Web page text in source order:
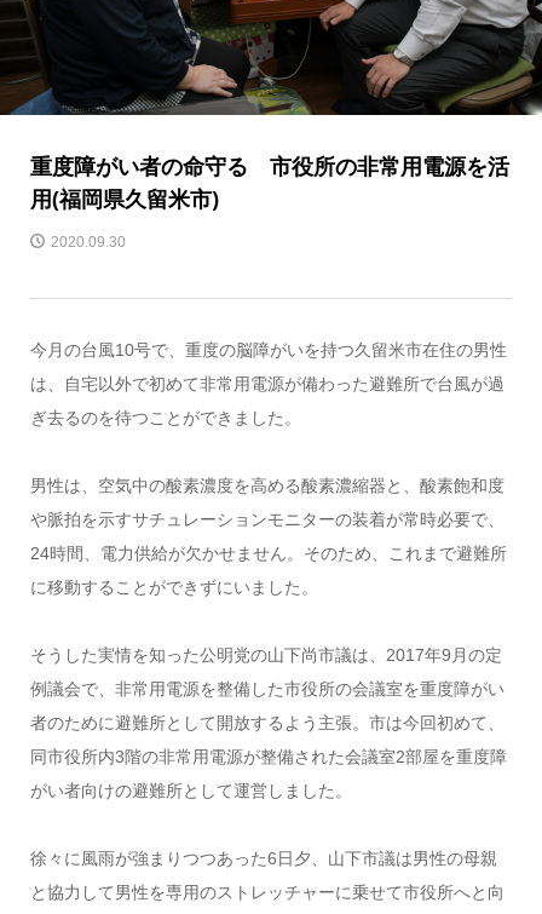
重度障がい者の命守る 市役所の非常用電源を活
用(福岡県久留米市)
2020.09.30
今月の台風10号で、重度の脳障がいを持つ久留米市在住の男性
は、自宅以外で初めて非常用電源が備わった避難所で台風が過
ぎ去るのを待つことができました。
男性は、空気中の酸素濃度を高める酸素濃縮器と、酸素飽和度
や脈拍を示すサチュレーションモニターの装着が常時必要で、
24時間、電力供給が欠かせません。そのため、これまで避難所
に移動することができずにいました。
そうした実情を知った公明党の山下尚市議は、2017年9月の定
例議会で、非常用電源を整備した市役所の会議室を重度障がい
者のために避難所として開放するよう主張。市は今回初めて、
同市役所内3階の非常用電源が整備された会議室2部屋を重度障
がい者向けの避難所として運営しました。
徐々に風雨が強まりつつあった6日夕、山下市議は男性の母親
と協力して男性を専用のストレッチャーに乗せて市役所へと向